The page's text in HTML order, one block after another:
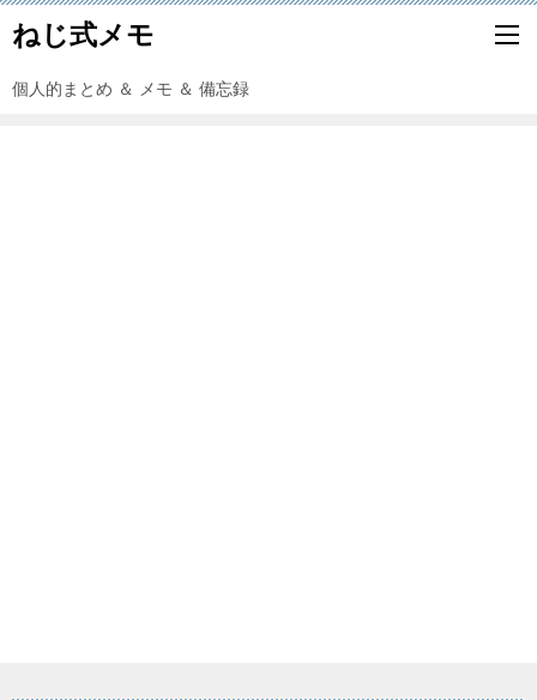
ねじ式メモ
個人的まとめ ＆ メモ ＆ 備忘録